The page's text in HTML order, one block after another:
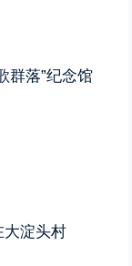
群落”纪念馆
大淀头村